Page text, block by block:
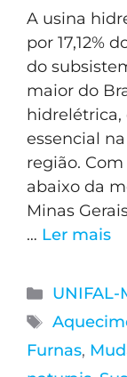
A usina
por 17,12%
do
maior do
essencial
região.
abaixo da
Minas
… Ler mais
UNIFAL-
Furnas,